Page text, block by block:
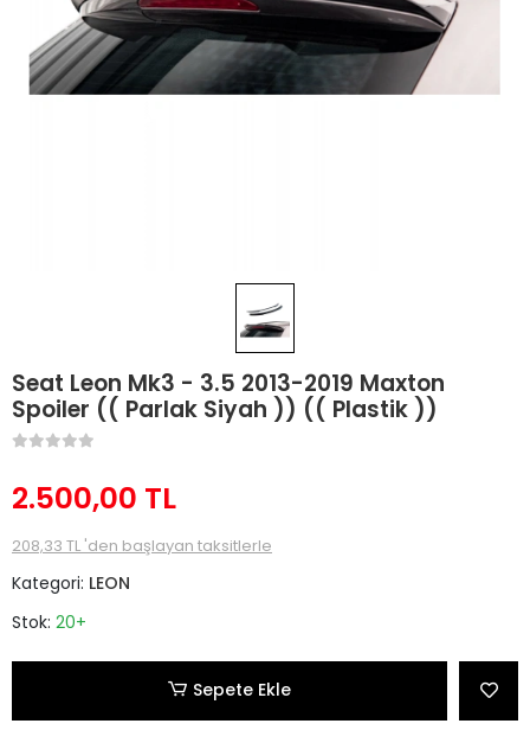
Seat Leon Mk3 - 3.5 2013-2019 Maxton
Spoiler (( Parlak Siyah )) (( Plastik ))
2.500,00 TL
208,33 TL 'den başlayan taksitlerle
Kategori: LEON
Stok: 20+
Sepete Ekle